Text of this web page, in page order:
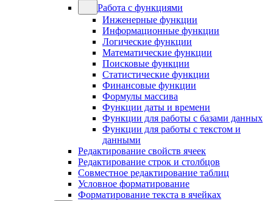
Работа с функциями
Инженерные функции
Информационные функции
Логические функции
Математические функции
Поисковые функции
Статистические функции
Финансовые функции
Формулы массива
Функции даты и времени
Функции для работы с базами данных
Функции для работы с текстом и
данными
Редактирование свойств ячеек
Редактирование строк и столбцов
Совместное редактирование таблиц
Условное форматирование
Форматирование текста в ячейках